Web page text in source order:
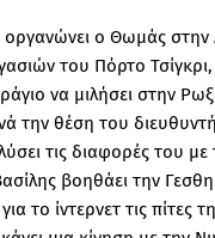
ο Θωμάς
του Πόρτο
να μιλήσει στην
την θέση του
τις διαφορές του
βοηθάει την
το ίντερνετ τις πίτες